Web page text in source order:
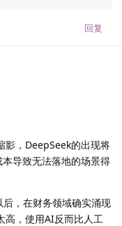
回复
影，DeepSeek的出现将
导致无法落地的场景得
，在财务领域确实涌现
高，使用AI反而比人工